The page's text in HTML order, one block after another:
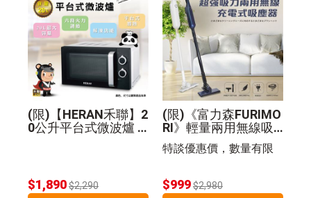
(限)【HERAN禾聯】2
0公升平台式微波爐 2
$1,890$2,290
(限)《富力森FURIMO
RI》輕量兩用無線吸
塵器
特談優惠價，數量有限
$999$2,980